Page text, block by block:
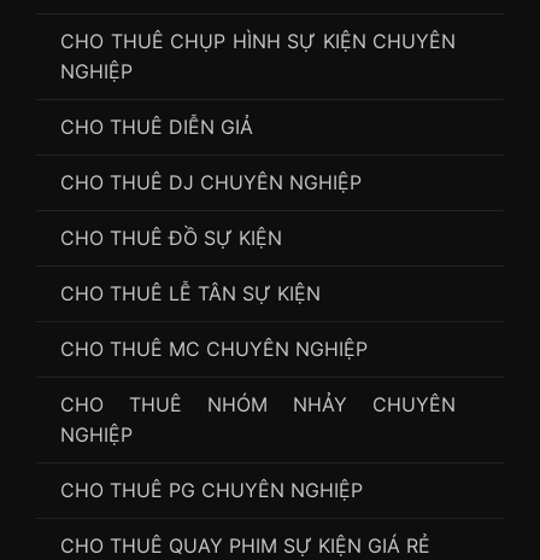
CHO THUÊ CHỤP HÌNH SỰ KIỆN CHUYÊN
NGHIỆP
CHO THUÊ DIỄN GIẢ
CHO THUÊ DJ CHUYÊN NGHIỆP
CHO THUÊ ĐỒ SỰ KIỆN
CHO THUÊ LỄ TÂN SỰ KIỆN
CHO THUÊ MC CHUYÊN NGHIỆP
CHO THUÊ NHÓM NHẢY CHUYÊN
NGHIỆP
CHO THUÊ PG CHUYÊN NGHIỆP
CHO THUÊ QUAY PHIM SỰ KIỆN GIÁ RẺ